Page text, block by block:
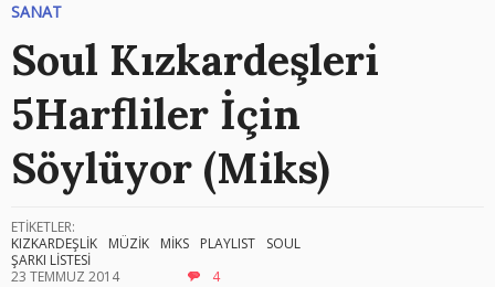
SANAT
Soul Kızkardeşleri
5Harfliler İçin
Söylüyor (Miks)
ETİKETLER:
KIZKARDEŞLİK
MÜZİK MİKS PLAYLIST
SOUL
ŞARKI LİSTESİ
23 TEMMUZ 2014
4